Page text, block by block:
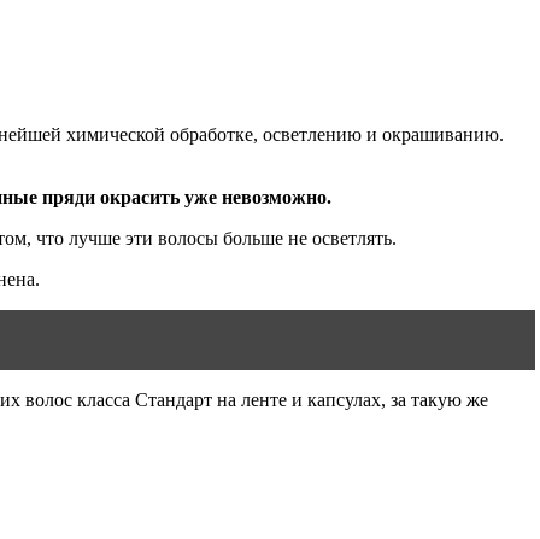
химической обработке, осветлению и окрашиванию.
пряди окрасить уже невозможно.
что лучше эти волосы больше не осветлять.
волос класса Стандарт на ленте и капсулах, за такую же